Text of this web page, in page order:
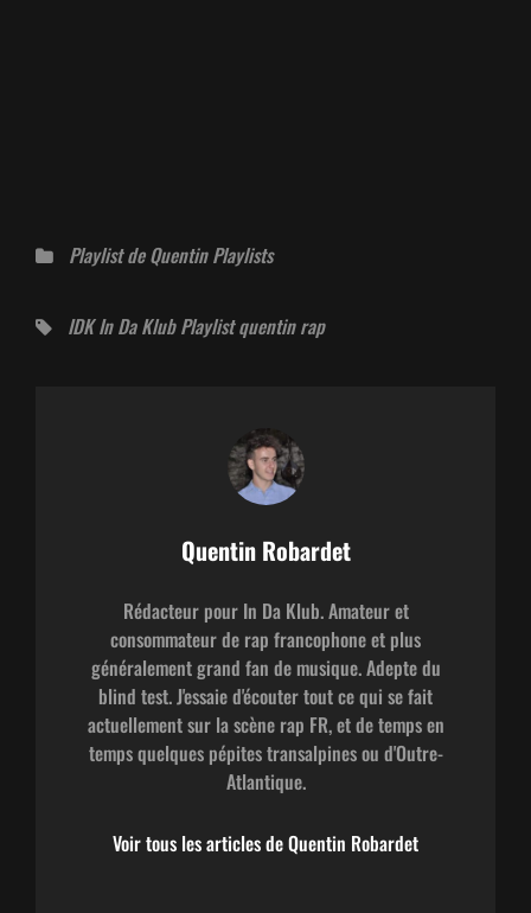
Catégories
Playlist de Quentin Playlists
Tags,IDK In Da Klub Playlist quentin rap
Auteur:
Quentin Robardet
Rédacteur pour In Da Klub. Amateur et
consommateur de rap francophone et plus
généralement grand fan de musique. Adepte du
blind test. J'essaie d'écouter tout ce qui se fait
actuellement sur la scène rap FR, et de temps en
temps quelques pépites transalpines ou d'Outre-
Atlantique.
Voir tous les articles de Quentin Robardet